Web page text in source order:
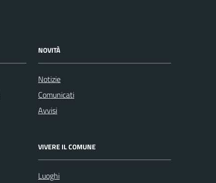
NOVITÀ
Notizie
Comunicati
Avvisi
VIVERE IL COMUNE
Luoghi